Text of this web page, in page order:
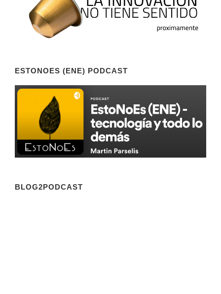
ESTONOES (ENE) PODCAST
BLOG2PODCAST